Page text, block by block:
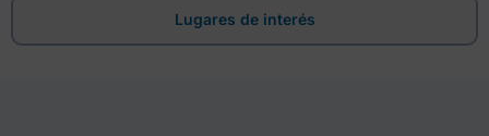
Lugares de interés